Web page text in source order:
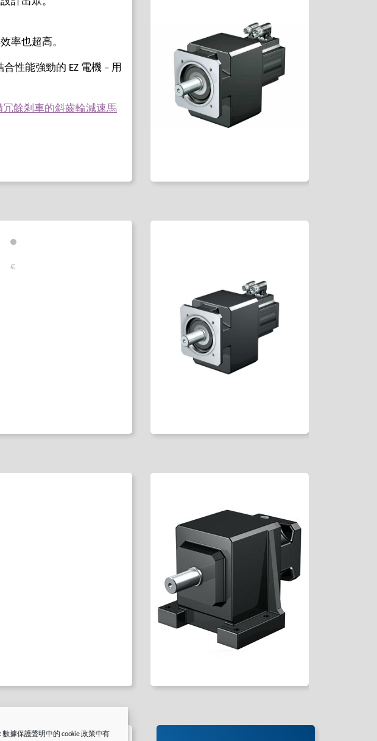
數據保護聲明中的 cookie 政策中有
率也超高。
性能強勁的 EZ 電機 – 用
餘剎車的斜齒輪減速馬
€